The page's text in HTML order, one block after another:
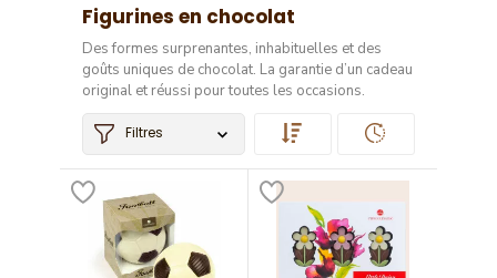
Figurines en chocolat
Des formes surprenantes, inhabituelles et des
goûts uniques de chocolat. La garantie d’un cadeau
original et réussi pour toutes les occasions.
Filtres